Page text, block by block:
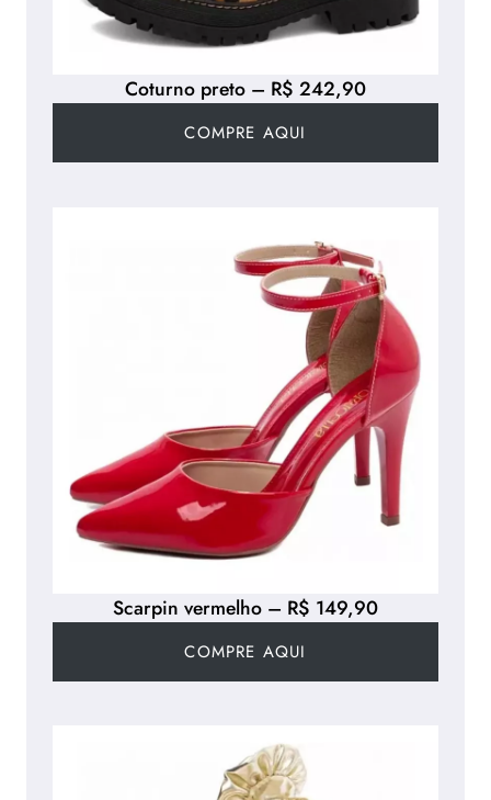
Coturno preto – R$ 242,90
COMPRE AQUI
Scarpin vermelho – R$ 149,90
COMPRE AQUI